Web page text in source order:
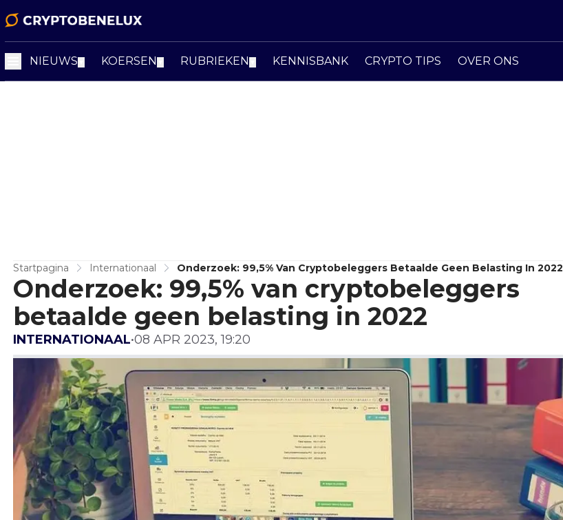
NIEUWS KOERSEN RUBRIEKEN KENNISBANK CRYPTO TIPS OVER ONS
Startpagina Internationaal Onderzoek: 99,5% Van Cryptobeleggers Betaalde Geen Belasting In 2022
Onderzoek: 99,5% van cryptobeleggers
betaalde geen belasting in 2022
INTERNATIONAAL•08 APR 2023, 19:20